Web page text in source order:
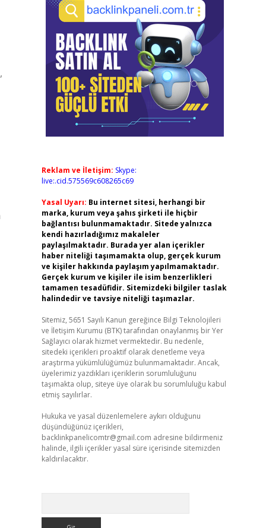
Reklam ve İletişim: Skype:
live:.cid.575569c608265c69
Yasal Uyarı: Bu internet sitesi, herhangi bir
marka, kurum veya şahıs şirketi ile hiçbir
bağlantısı bulunmamaktadır. Sitede yalnızca
kendi hazırladığımız makaleler
paylaşılmaktadır. Burada yer alan içerikler
haber niteliği taşımamakta olup, gerçek kurum
ve kişiler hakkında paylaşım yapılmamaktadır.
Gerçek kurum ve kişiler ile isim benzerlikleri
tamamen tesadüfidir. Sitemizdeki bilgiler taslak
halindedir ve tavsiye niteliği taşımazlar.
Sitemiz, 5651 Sayılı Kanun gereğince Bilgi Teknolojileri
ve İletişim Kurumu (BTK) tarafından onaylanmış bir Yer
Sağlayıcı olarak hizmet vermektedir. Bu nedenle,
sitedeki içerikleri proaktif olarak denetleme veya
araştırma yükümlülüğümüz bulunmamaktadır. Ancak,
üyelerimiz yazdıkları içeriklerin sorumluluğunu
taşımakta olup, siteye üye olarak bu sorumluluğu kabul
etmiş sayılırlar.
Hukuka ve yasal düzenlemelere aykırı olduğunu
düşündüğünüz içerikleri,
backlinkpanelicomtr@gmail.com adresine bildirmeniz
halinde, ilgili içerikler yasal süre içerisinde sitemizden
kaldırılacaktır.